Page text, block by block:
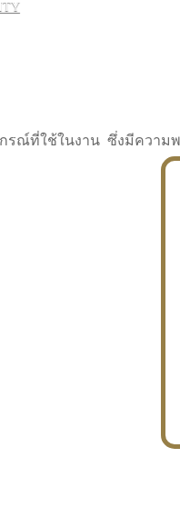
รณ์ที่ใช้ในงาน ซึ่งมีความ